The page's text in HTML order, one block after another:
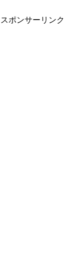
スポンサーリンク